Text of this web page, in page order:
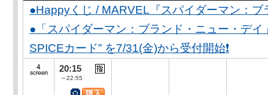
●Happyくじ / MARVEL『スパイダーマン：
●「スパイダーマン：ブランド・ニュー・デ
SPICEカード” を7/31(金)から受付開始❗️
20:15
～22:55